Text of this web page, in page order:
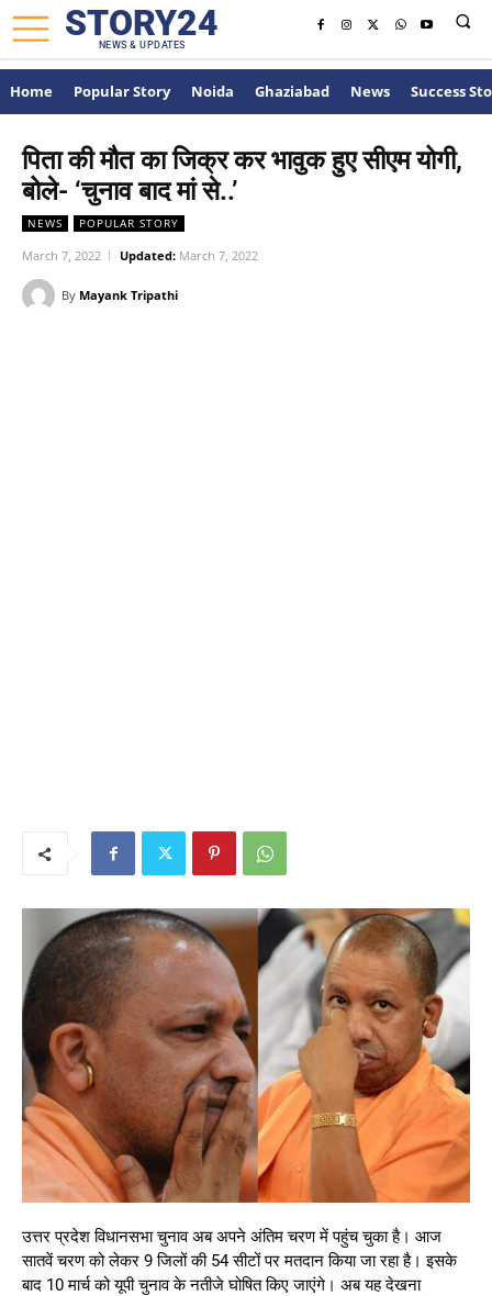
STORY24
NEWS & UPDATES
Home Popular Story Noida Ghaziabad News Success
पिता की मौत का जिक्र कर भावुक हुए सीएम योगी,
बोले- ‘चुनाव बाद मां से..’
NEWS POPULAR STORY
March 7, 2022 Updated: March 7, 2022
By Mayank Tripathi
उत्तर प्रदेश विधानसभा चुनाव अब अपने अंतिम चरण में पहुंच चुका है। आज
सातवें चरण को लेकर 9 जिलों की 54 सीटों पर मतदान किया जा रहा है। इसके
बाद 10 मार्च को यूपी चुनाव के नतीजे घोषित किए जाएंगे। अब यह देखना